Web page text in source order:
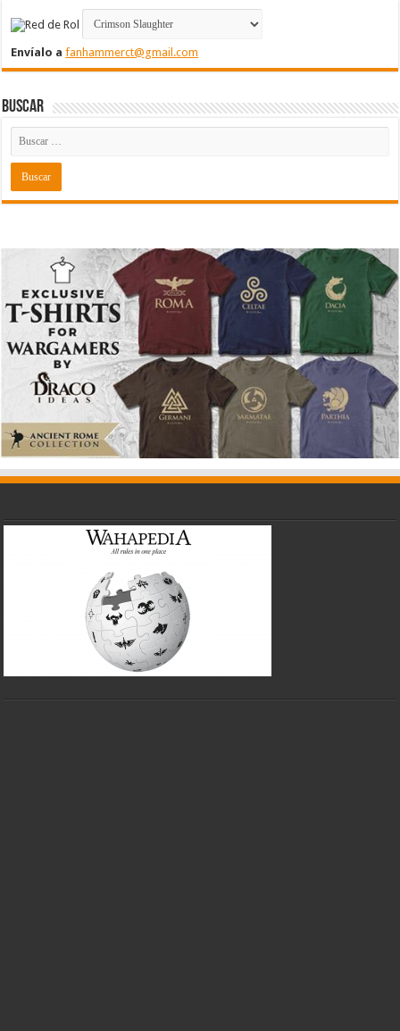
Envíalo afanhammerct@gmail.com
Buscar